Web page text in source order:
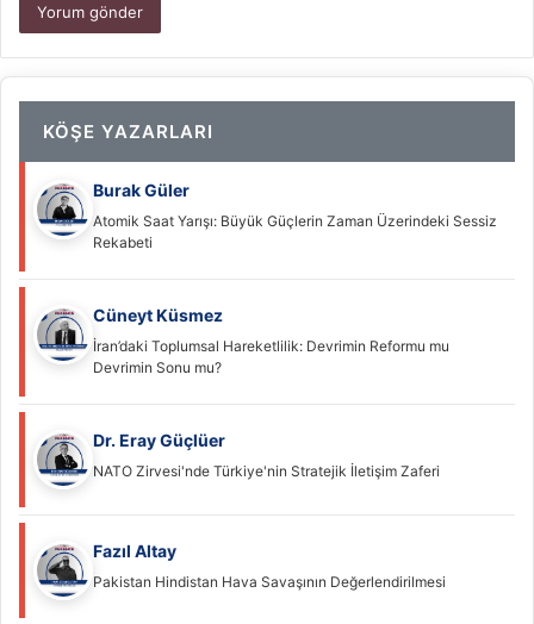
KÖŞE YAZARLARI
Burak Güler
Atomik Saat Yarışı: Büyük Güçlerin Zaman Üzerindeki Sessiz
Rekabeti
Cüneyt Küsmez
İran’daki Toplumsal Hareketlilik: Devrimin Reformu mu
Devrimin Sonu mu?
Dr. Eray Güçlüer
NATO Zirvesi'nde Türkiye'nin Stratejik İletişim Zaferi
Fazıl Altay
Pakistan Hindistan Hava Savaşının Değerlendirilmesi